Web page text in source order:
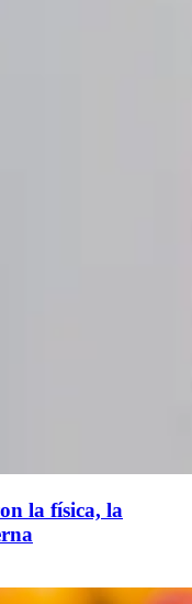
la física, la